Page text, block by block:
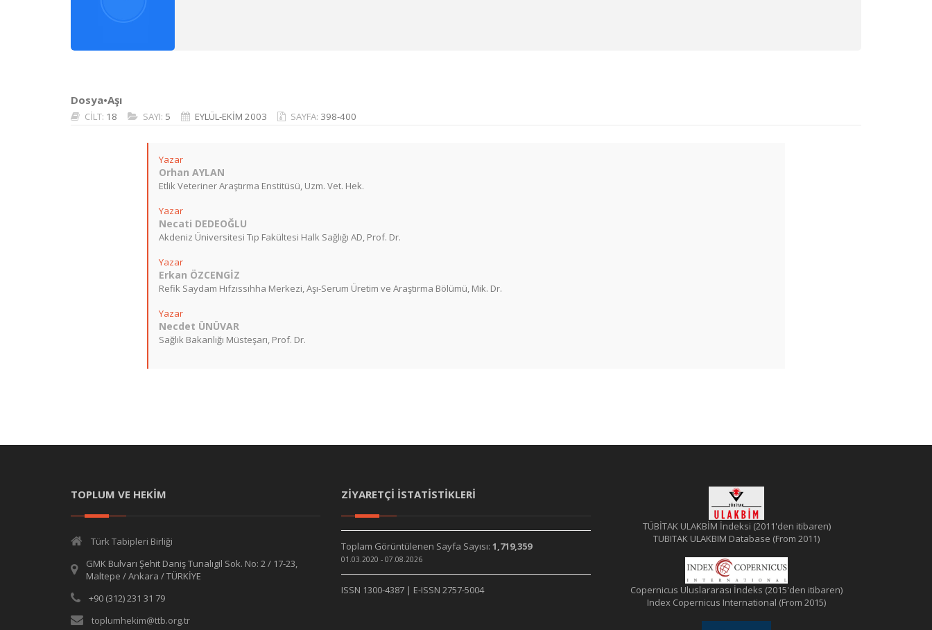
Dosya•Aşı
CİLT: 18 SAYI: 5 EYLÜL-EKİM 2003 SAYFA: 398-400
Yazar
Orhan AYLAN
Etlik Veteriner Araştırma Enstitüsü, Uzm. Vet. Hek.
Yazar
Necati DEDEOĞLU
Akdeniz Üniversitesi Tıp Fakültesi Halk Sağlığı AD, Prof. Dr.
Yazar
Erkan ÖZCENGİZ
Refik Saydam Hıfzıssıhha Merkezi, Aşı-Serum Üretim ve Araştırma Bölümü, Mik. Dr.
Yazar
Necdet ÜNÜVAR
Sağlık Bakanlığı Müsteşarı, Prof. Dr.
TOPLUM VE HEKİM
Türk Tabipleri Birliği
GMK Bulvarı Şehit Daniş Tunalıgil Sok. No: 2 / 17-23,
Maltepe / Ankara / TÜRKİYE
+90 (312) 231 31 79
toplumhekim@ttb.org.tr
ZİYARETÇİ İSTATİSTİKLERİ
Toplam Görüntülenen Sayfa Sayısı: 1,719,359
01.03.2020 - 07.08.2026
ISSN 1300-4387 | E-ISSN 2757-5004
TÜBİTAK ULAKBİM İndeksi (2011'den itibaren)
TUBITAK ULAKBIM Database (From 2011)
Copernicus Uluslararası İndeks (2015'den itibaren)
Index Copernicus International (From 2015)